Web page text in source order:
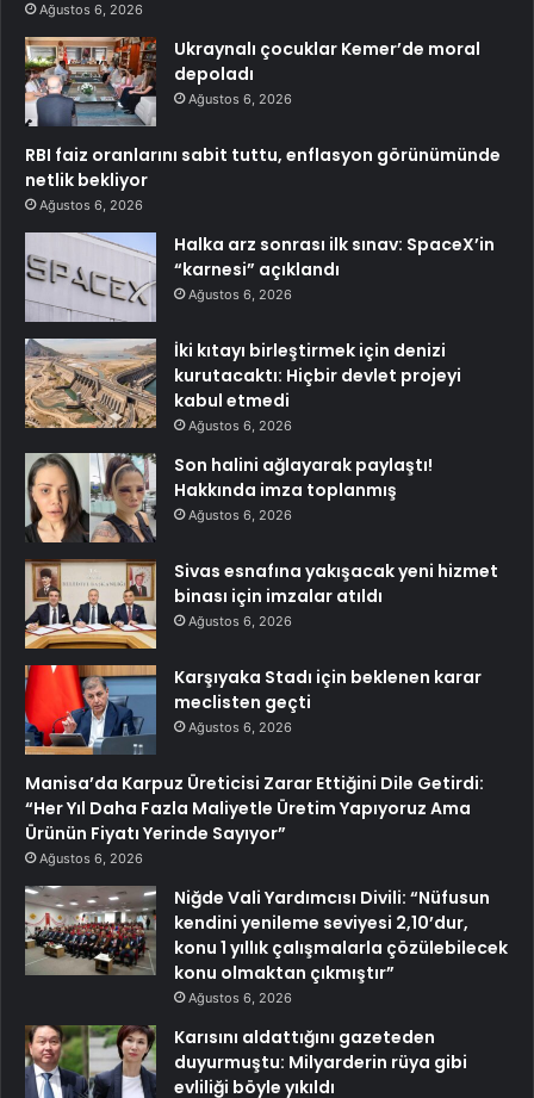
Ağustos 6, 2026
Ukraynalı çocuklar Kemer’de moral
depoladı
Ağustos 6, 2026
RBI faiz oranlarını sabit tuttu, enflasyon görünümünde
netlik bekliyor
Ağustos 6, 2026
Halka arz sonrası ilk sınav: SpaceX’in
“karnesi” açıklandı
Ağustos 6, 2026
İki kıtayı birleştirmek için denizi
kurutacaktı: Hiçbir devlet projeyi
kabul etmedi
Ağustos 6, 2026
Son halini ağlayarak paylaştı!
Hakkında imza toplanmış
Ağustos 6, 2026
Sivas esnafına yakışacak yeni hizmet
binası için imzalar atıldı
Ağustos 6, 2026
Karşıyaka Stadı için beklenen karar
meclisten geçti
Ağustos 6, 2026
Manisa’da Karpuz Üreticisi Zarar Ettiğini Dile Getirdi:
“Her Yıl Daha Fazla Maliyetle Üretim Yapıyoruz Ama
Ürünün Fiyatı Yerinde Sayıyor”
Ağustos 6, 2026
Niğde Vali Yardımcısı Divili: “Nüfusun
kendini yenileme seviyesi 2,10’dur,
konu 1 yıllık çalışmalarla çözülebilecek
konu olmaktan çıkmıştır”
Ağustos 6, 2026
Karısını aldattığını gazeteden
duyurmuştu: Milyarderin rüya gibi
evliliği böyle yıkıldı